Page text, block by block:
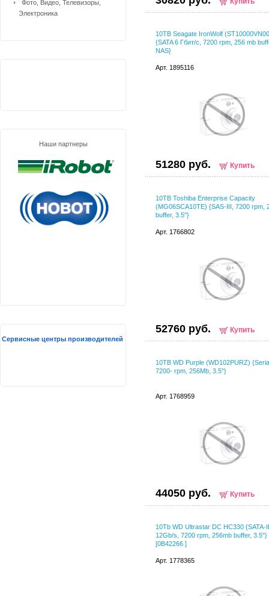
10TB Seagate IronWolf
{SATA 6 Гбит/с, 7200 rpm, 256 mb
NAS}
Арт. 1895116
51280 руб. Купить
10TB Toshiba Enterprise Capacity
(MG06SCA10TE) {SAS-III, 7200 rpm,
buffer, 3.5"}
Арт. 1766802
52760 руб. Купить
10TB WD Purple (WD102PURZ)
7200- rpm, 256Mb, 3.5"}
Арт. 1768959
44050 руб. Купить
10Tb WD Ultrastar DC HC330 {SATA-
12Gb/s, 7200 rpm, 256mb buffer, 3.5"}
[0B42266 ]
Арт. 1778365
Фото, Видео, Телевизоры,
Электроника
Наши партнеры
Сервисные центры производителей